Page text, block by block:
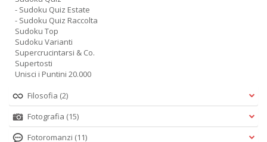
- Sudoku Quiz Estate
- Sudoku Quiz Raccolta
Sudoku Top
Sudoku Varianti
Supercrucintarsi & Co.
Supertosti
Unisci i Puntini 20.000
Filosofia (2)
Fotografia (15)
Fotoromanzi (11)